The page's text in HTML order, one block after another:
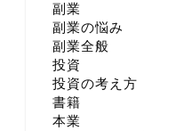
副業
副業の悩み
副業全般
投資
投資の考え方
書籍
本業